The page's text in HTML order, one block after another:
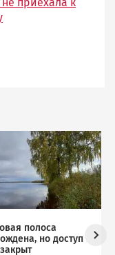
полоса
но доступ